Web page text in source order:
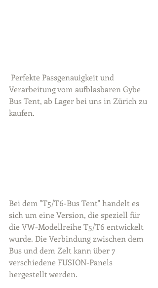
Verarbeitung vom aufblasbaren Gybe
Bus Tent, ab Lager bei uns in Zürich zu
kaufen.
Bei dem "T5/T6-Bus Tent" handelt es
sich um eine Version, die speziell für
die VW-Modellreihe T5/T6 entwickelt
wurde. Die Verbindung zwischen dem
Bus und dem Zelt kann über 7
verschiedene FUSION-Panels
hergestellt werden.